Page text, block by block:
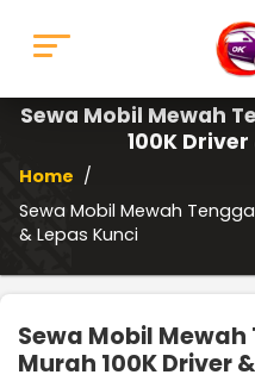
Sewa Mobil Mewah
100K
Home /
Sewa Mobil Mewah
& Lepas Kunci
Sewa Mobil
Murah 100K Driver